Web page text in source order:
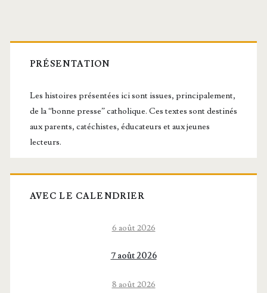
Barre
latérale
principale
PRÉSENTATION
Les histoires présentées ici sont issues, principalement,
de la “bonne presse” catholique. Ces textes sont destinés
aux parents, catéchistes, éducateurs et aux jeunes
lecteurs.
AVEC LE CALENDRIER
6 août 2026
7 août 2026
8 août 2026